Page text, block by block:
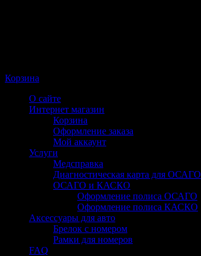
Корзина
О сайте
Интернет магазин
Корзина
Оформление заказа
Мой аккаунт
Услуги
Медсправка
Диагностическая карта для ОСАГО
ОСАГО и КАСКО
Оформление полиса ОСАГО
Оформление полиса КАСКО
Аксессуары для авто
Брелок с номером
Рамки для номеров
FAQ